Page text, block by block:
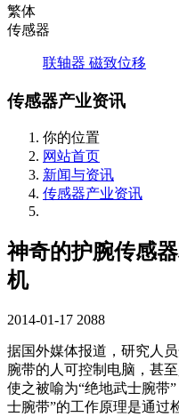
繁体
传感器
联轴器 磁致位移
传感器产业资讯
你的位置
网站首页
新闻与资讯
传感器产业资讯
神奇的护腕传感
机
2014-01-17 2088
据国外媒体报道，研究人
腕带的人可控制电脑，甚
使之被喻为“绝地武士腕带
士腕带”的工作原理是通过